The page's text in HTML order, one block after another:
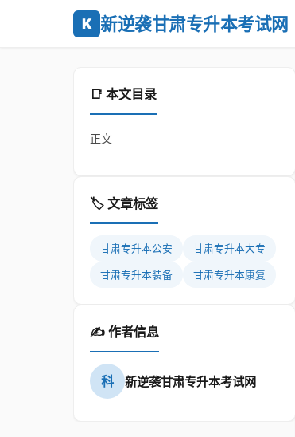
K 新逆袭甘肃专升本考试网
📑 本文目录
正文
🏷️ 文章标签
甘肃专升本公安 甘肃专升本大专
甘肃专升本装备 甘肃专升本康复
✍️ 作者信息
科 新逆袭甘肃专升本考试网